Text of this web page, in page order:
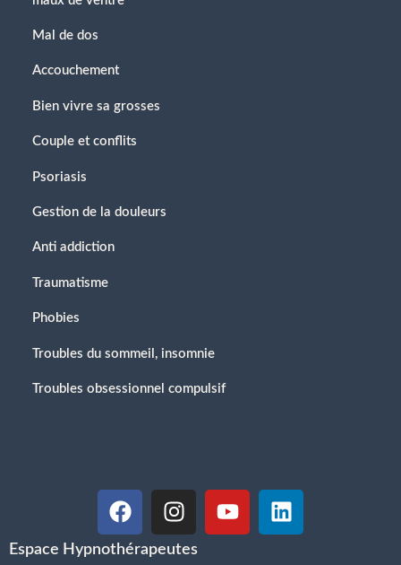
Mal de dos
Accouchement
Bien vivre sa grosses
Couple et conflits
Psoriasis
Gestion de la douleurs
Anti addiction
Traumatisme
Phobies
Troubles du sommeil, insomnie
Troubles obsessionnel compulsif
Espace Hypnothérapeutes